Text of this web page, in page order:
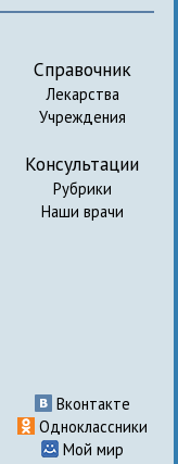
Справочник
Лекарства
Учреждения
Консультации
Рубрики
Наши врачи
Вконтакте
Одноклассники
Мой мир